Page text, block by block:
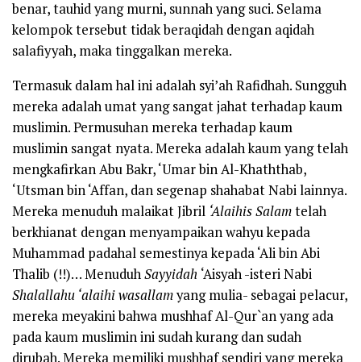
benar, tauhid yang murni, sunnah yang suci. Selama
kelompok tersebut tidak beraqidah dengan aqidah
salafiyyah, maka tinggalkan mereka.
Termasuk dalam hal ini adalah syi’ah Rafidhah. Sungguh
mereka adalah umat yang sangat jahat terhadap kaum
muslimin. Permusuhan mereka terhadap kaum
muslimin sangat nyata. Mereka adalah kaum yang telah
mengkafirkan Abu Bakr, ‘Umar bin Al-Khaththab,
‘Utsman bin ‘Affan, dan segenap shahabat Nabi lainnya.
Mereka menuduh malaikat Jibril ‘Alaihis Salamtelah
berkhianat dengan menyampaikan wahyu kepada
Muhammad padahal semestinya kepada ‘Ali bin Abi
Thalib (!!)… MenuduhSayyidah ‘Aisyah -isteri Nabi
Shalallahu ‘alaihi wasallamyang mulia- sebagai pelacur,
mereka meyakini bahwa mushhaf Al-Qur`an yang ada
pada kaum muslimin ini sudah kurang dan sudah
dirubah. Mereka memiliki mushhaf sendiri yang mereka